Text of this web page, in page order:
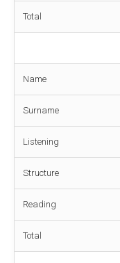
Total
Name
Surname
Listening
Structure
Reading
Total